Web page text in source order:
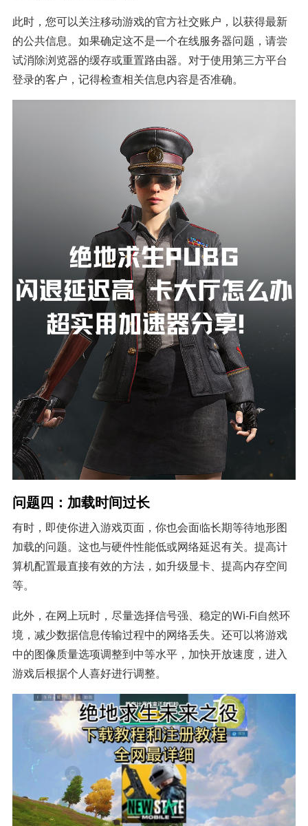
此时，您可以关注移动游戏的官方社交账户，以获得最新
的公共信息。如果确定这不是一个在线服务器问题，请尝
试消除浏览器的缓存或重置路由器。对于使用第三方平台
登录的客户，记得检查相关信息内容是否准确。
问题四：加载时间过长
有时，即使你进入游戏页面，你也会面临长期等待地形图
加载的问题。这也与硬件性能低或网络延迟有关。提高计
算机配置最直接有效的方法，如升级显卡、提高内存空间
等。
此外，在网上玩时，尽量选择信号强、稳定的Wi-Fi自然环
境，减少数据信息传输过程中的网络丢失。还可以将游戏
中的图像质量选项调整到中等水平，加快开放速度，进入
游戏后根据个人喜好进行调整。